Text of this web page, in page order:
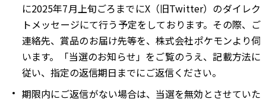
に2025年7月上旬ごろまでにX（旧Twitter）のダイレク
トメッセージにて行う予定をしております。その際、ご
連絡先、賞品のお届け先等を、株式会社ポケモンより伺
います。「当選のお知らせ」をご覧のうえ、記載方法に
従い、指定の返信期日までにご返信ください。
期限内にご返信がない場合は、当選を無効とさせていた